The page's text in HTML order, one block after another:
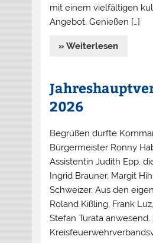
mit einem vielfältigen
Angebot. Genießen […]
» Weiterlesen
2026
Begrüßen durfte
Bürgermeister Ronny
Assistentin Judith Epp,
Ingrid Brauner, Margit
Schweizer. Aus den
Roland Kißling, Frank
Stefan Turata